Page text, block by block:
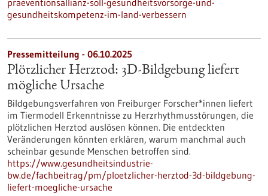
praeventionsallianz-soll-gesundheitsvorsorge-und-
gesundheitskompetenz-im-land-verbessern
Pressemitteilung - 06.10.2025
Plötzlicher Herztod: 3D-Bildgebung liefert
mögliche Ursache
Bildgebungsverfahren von Freiburger Forscher*innen liefert
im Tiermodell Erkenntnisse zu Herzrhythmusstörungen, die
plötzlichen Herztod auslösen können. Die entdeckten
Veränderungen könnten erklären, warum manchmal auch
scheinbar gesunde Menschen betroffen sind.
https://www.gesundheitsindustrie-
bw.de/fachbeitrag/pm/ploetzlicher-herztod-3d-bildgebung-
liefert-moegliche-ursache